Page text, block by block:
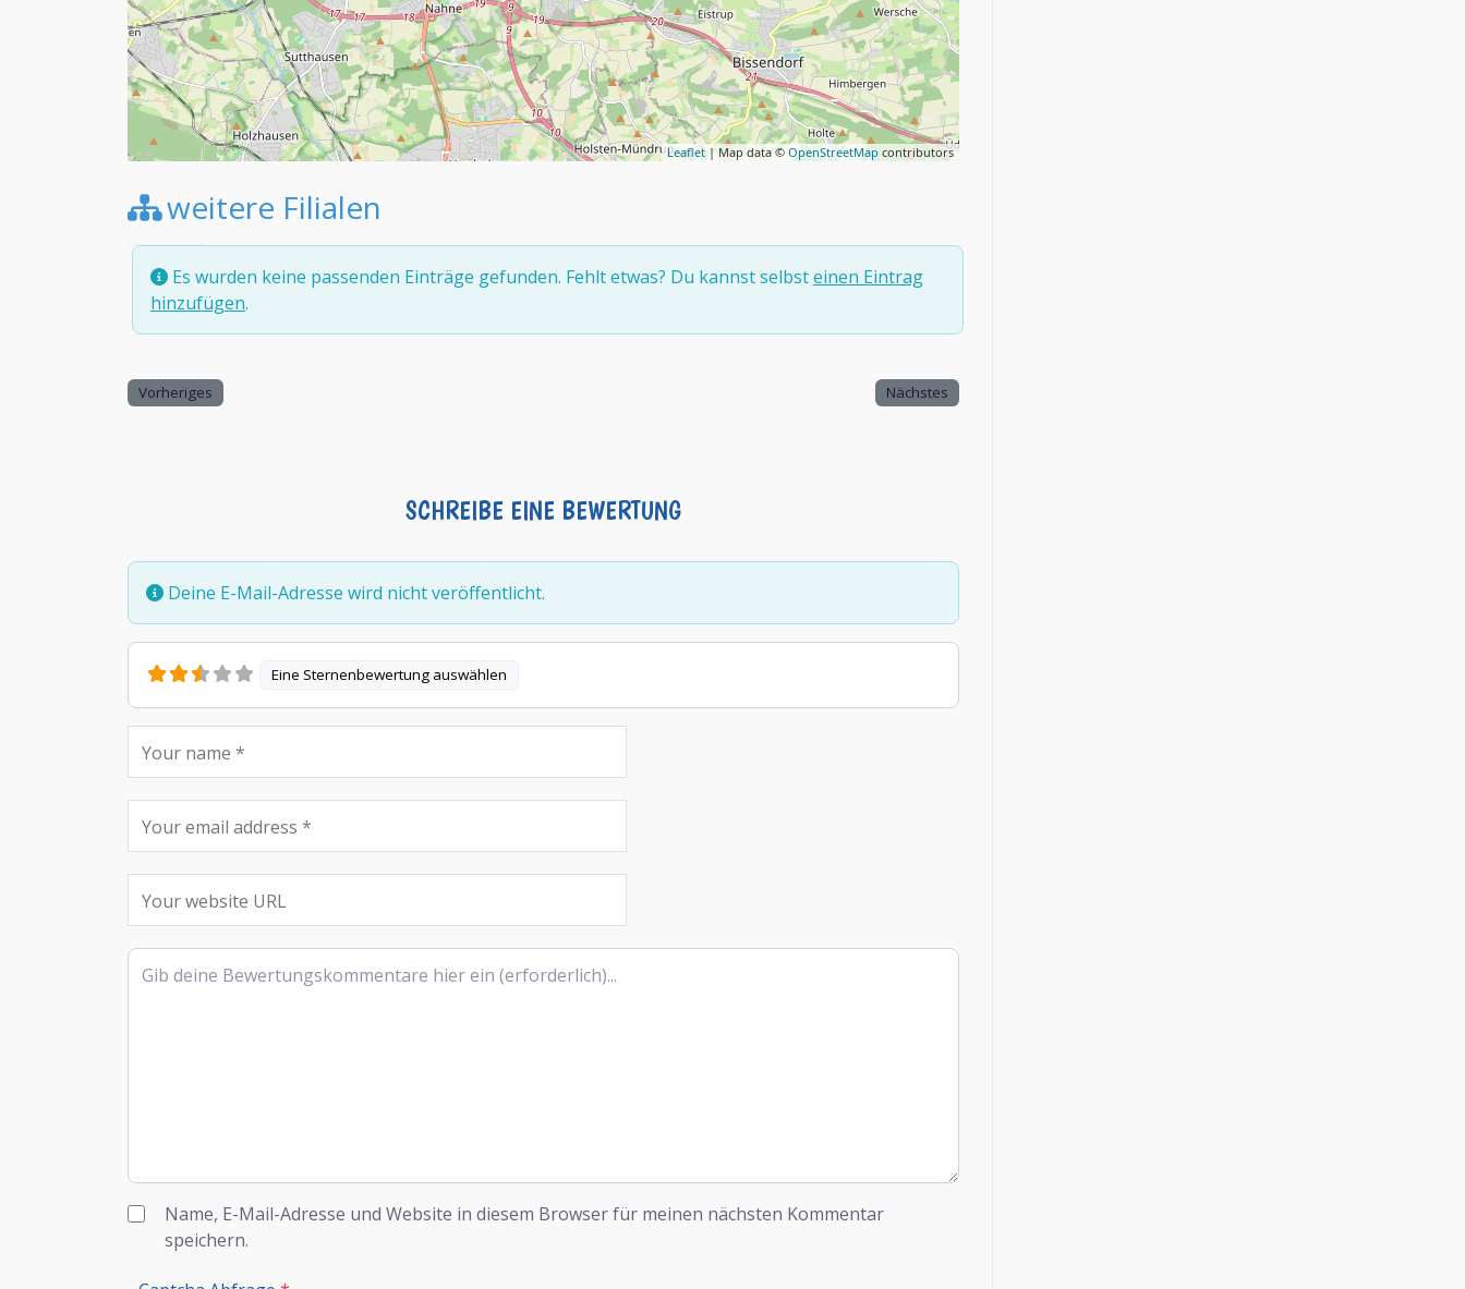
Leaflet| Map data ©OpenStreetMap contributors
weitere Filialen
Es wurden keine passenden Einträge gefunden. Fehlt etwas? Du kannst selbsteinen Eintrag
hinzufügen.
Vorheriges Nächstes
SCHREIBE EINE BEWERTUNG
Deine E-Mail-Adresse wird nicht veröffentlicht.
Eine Sternenbewertung auswählen
Rezensionstext
Name, E-Mail-Adresse und Website in diesem Browser für meinen nächsten Kommentar
speichern.